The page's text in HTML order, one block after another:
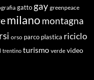
gatto gay greenpeace
milano montagna
orso parco plastica riciclo
trentino turismo verde video